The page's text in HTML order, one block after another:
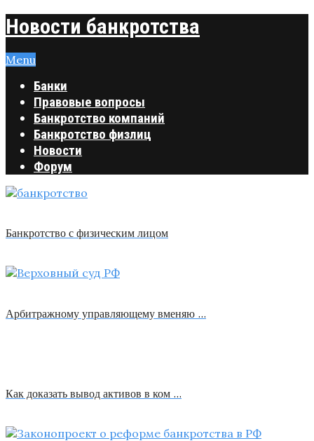
Новости банкротства
Menu
Банки
Правовые вопросы
Банкротство компаний
Банкротство физлиц
Новости
Форум
Банкротство с физическим лицом
Арбитражному управляющему вменяю …
Как доказать вывод активов в ком …